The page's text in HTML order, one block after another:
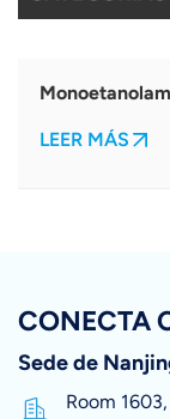
LEER MÁS
CONECTA
Sede de
Room